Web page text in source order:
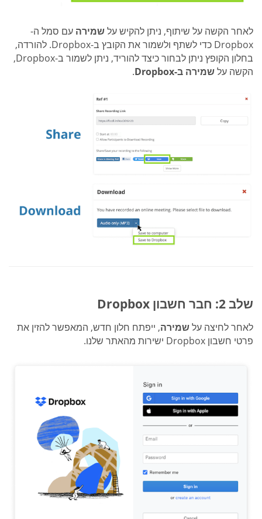
לאחר הקשה על שיתוף, ניתן להקיש עלשמירה עם סמל ה-
Dropbox כדי לשתף ולשמור את הקובץ ב-Dropbox. להורדה,
בחלון הקופץ ניתן לבחור כיצד להוריד, ניתן לשמור ב-Dropbox,
הקשה עלשמירה ב-Dropbox .
שלב 2: חבר חשבון Dropbox
לאחר לחיצה עלשמירה, ייפתח חלון חדש, המאפשר להזין את
פרטי חשבון Dropbox ישירות מהאתר שלנו.